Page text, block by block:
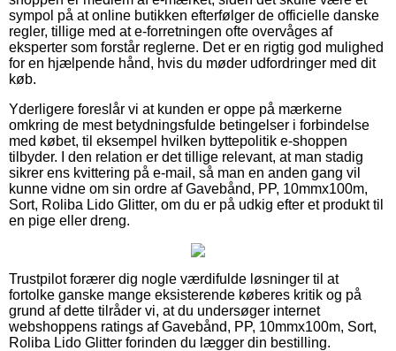
sympol på at online butikken efterfølger de officielle danske
regler, tillige med at e-forretningen ofte overvåges af
eksperter som forstår reglerne. Det er en rigtig god mulighed
for en hjælpende hånd, hvis du møder udfordringer med dit
køb.
Yderligere foreslår vi at kunden er oppe på mærkerne
omkring de mest betydningsfulde betingelser i forbindelse
med købet, til eksempel hvilken byttepolitik e-shoppen
tilbyder. I den relation er det tillige relevant, at man stadig
sikrer ens kvittering på e-mail, så man en anden gang vil
kunne vidne om sin ordre af Gavebånd, PP, 10mmx100m,
Sort, Roliba Lido Glitter, om du er på udkig efter et produkt til
en pige eller dreng.
Trustpilot forærer dig nogle værdifulde løsninger til at
fortolke ganske mange eksisterende køberes kritik og på
grund af dette tilråder vi, at du undersøger internet
webshoppens ratings af Gavebånd, PP, 10mmx100m, Sort,
Roliba Lido Glitter forinden du lægger din bestilling.